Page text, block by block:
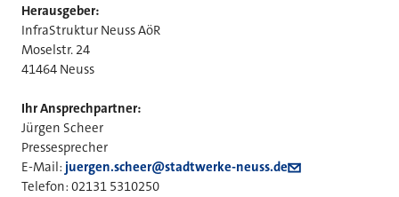
Herausgeber:
InfraStruktur Neuss AöR
Moselstr. 24
41464 Neuss
Ihr Ansprechpartner:
Jürgen Scheer
Pressesprecher
E-Mail: juergen.scheer@stadtwerke-neuss.de
Telefon: 02131 5310250